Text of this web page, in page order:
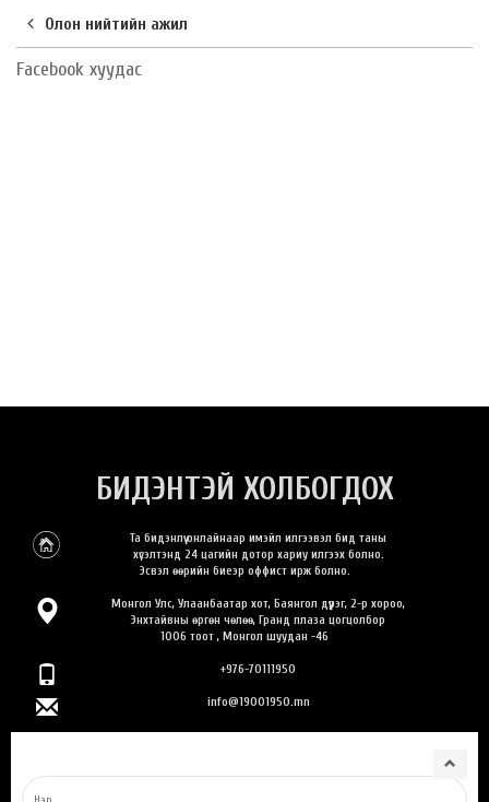
Олон нийтийн ажил
Facebook хуудас
БИДЭНТЭЙ ХОЛБОГДОХ
Та бидэнлүү онлайнаар имэйл илгээвэл бид таны
хүсэлтэнд 24 цагийн дотор хариу илгээх болно.
Эсвэл өөрийн биеэр оффист ирж болно.
Монгол Улс, Улаанбаатар хот, Баянгол дүүрэг, 2-р хороо,
Энхтайвны өргөн чөлөө, Гранд плаза цогцолбор
1006 тоот , Монгол шуудан -46
+976-70111950
info@19001950.mn